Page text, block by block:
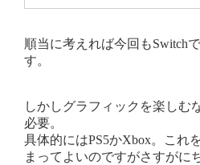
順当に考えれば今回もSwitch
す。
しかしグラフィックを楽しむ
必要。
具体的にはPS5かXbox。これ
まってよいのですがさすがに